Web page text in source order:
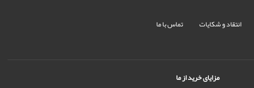
انتقاد و شکایات تماس با ما
مزایای خرید از ما